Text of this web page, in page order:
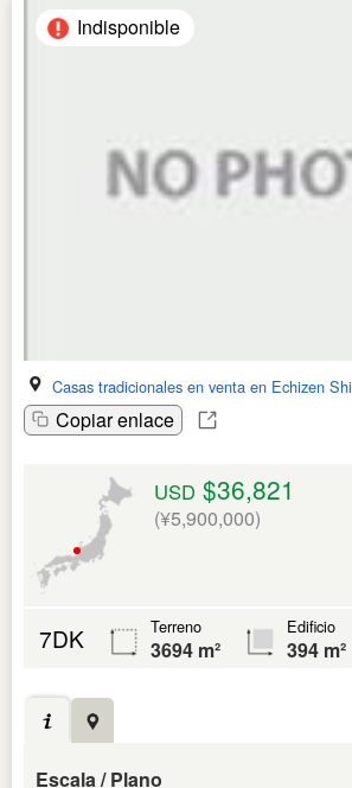
Indisponible
Casas tradicionales en venta en Echizen Shi
Copiar enlace
USD $36,821
(¥5,900,000)
7DK Terreno
3694 m²
Edificio
394 m²
Escala / Plano